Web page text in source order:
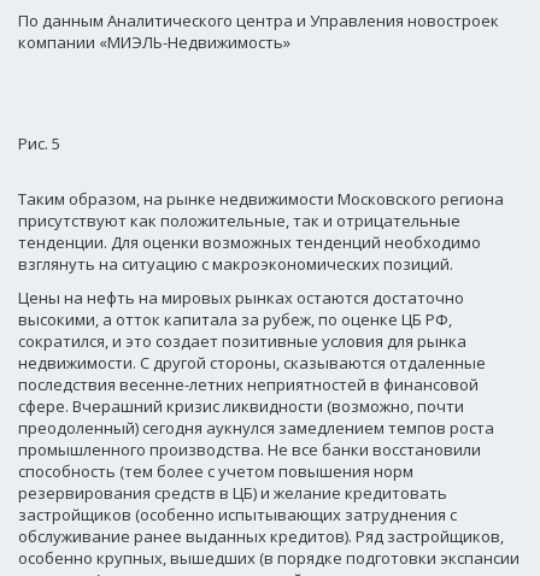
По данным Аналитического центра и Управления новостроек
компании «МИЭЛЬ-Недвижимость»
Рис. 5
Таким образом, на рынке недвижимости Московского региона
присутствуют как положительные, так и отрицательные
тенденции. Для оценки возможных тенденций необходимо
взглянуть на ситуацию с макроэкономических позиций.
Цены на нефть на мировых рынках остаются достаточно
высокими, а отток капитала за рубеж, по оценке ЦБ РФ,
сократился, и это создает позитивные условия для рынка
недвижимости. С другой стороны, сказываются отдаленные
последствия весенне-летних неприятностей в финансовой
сфере. Вчерашний кризис ликвидности (возможно, почти
преодоленный) сегодня аукнулся замедлением темпов роста
промышленного производства. Не все банки восстановили
способность (тем более с учетом повышения норм
резервирования средств в ЦБ) и желание кредитовать
застройщиков (особенно испытывающих затруднения с
обслуживание ранее выданных кредитов). Ряд застройщиков,
особенно крупных, вышедших (в порядке подготовки экспансии